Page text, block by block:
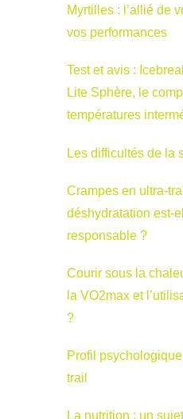
Myrtilles : l’allié de
vos performances
Test et avis :
Lite Sphère, le
températures
Les difficultés de la
Crampes en ultra-
déshydratation est-
responsable ?
Courir sous la
la VO2max et
?
Profil
trail
La nutrition : un